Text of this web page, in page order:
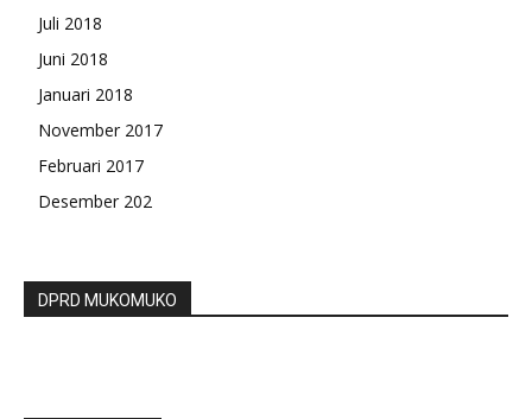
Juli 2018
Juni 2018
Januari 2018
November 2017
Februari 2017
Desember 202
DPRD MUKOMUKO